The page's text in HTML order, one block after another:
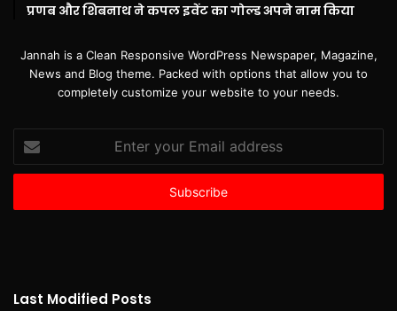
प्रणब और शिबनाथ ने कपल इवेंट का गोल्ड अपने नाम किया
Jannah is a Clean Responsive WordPress Newspaper, Magazine,
News and Blog theme. Packed with options that allow you to
completely customize your website to your needs.
your
Email
Last Modified Posts